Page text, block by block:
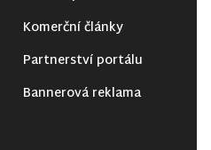
Komerční články
Partnerství portálu
Bannerová reklama